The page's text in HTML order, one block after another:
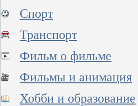
Спорт
Транспорт
Фильм о фильме
Фильмы и анимация
Хобби и образование